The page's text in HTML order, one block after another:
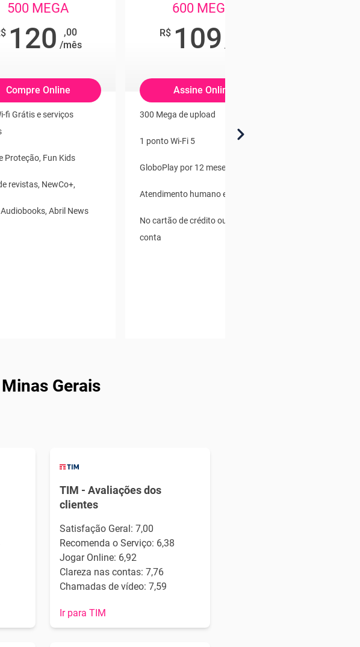
500 MEGA
120
,00
/mês
Compre Online
fi Grátis e serviços
Proteção, Fun Kids
revistas, NewCo+,
Audiobooks, Abril News
600 MEGA
R$ 109 /mês
Assine Online
300 Mega de upload
1 ponto Wi-Fi 5
GloboPlay por 12 meses
Atendimento humano e digital
No cartão de crédito ou débito em
conta
Gerais
TIM - Avaliações dos
clientes
Satisfação Geral: 7,00
Recomenda o Serviço: 6,38
Jogar Online: 6,92
Clareza nas contas: 7,76
Chamadas de vídeo: 7,59
Ir para TIM